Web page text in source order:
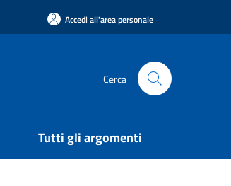
Accedi all'area personale
Cerca
Tutti gli argomenti